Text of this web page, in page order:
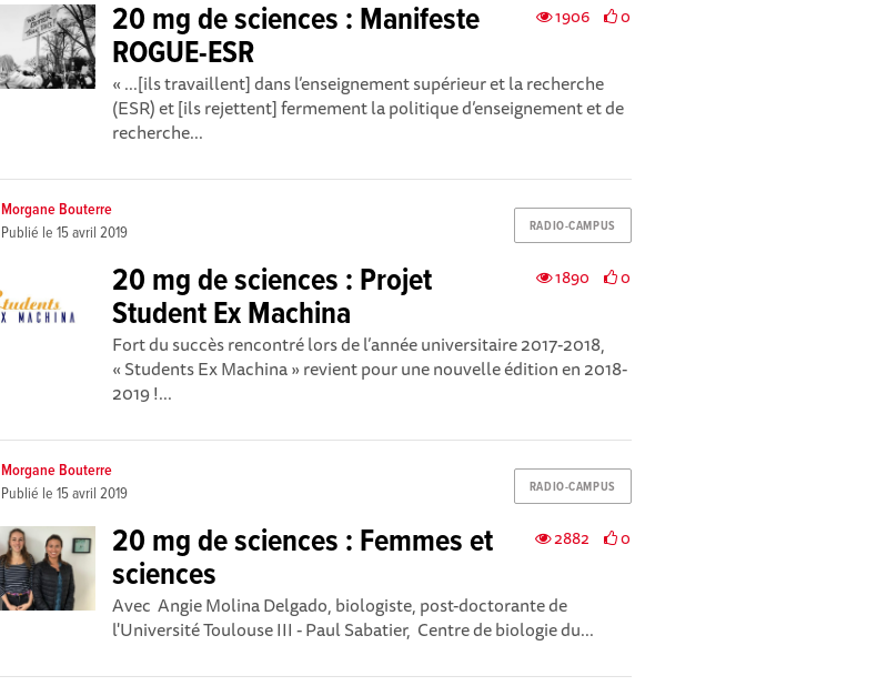
1906 0
20 mg de sciences : Manifeste
ROGUE-ESR
« ...[ils travaillent] dans l’enseignement supérieur et la recherche
(ESR) et [ils rejettent] fermement la politique d’enseignement et de
recherche...
RADIO-CAMPUS
Morgane Bouterre
Publié le15 avril 2019
1890 0
20 mg de sciences : Projet
Student Ex Machina
Fort du succès rencontré lors de l’année universitaire 2017-2018,
« Students Ex Machina » revient pour une nouvelle édition en 2018-
2019 !...
RADIO-CAMPUS
Morgane Bouterre
Publié le15 avril 2019
2882 0
20 mg de sciences : Femmes et
sciences
Avec Angie Molina Delgado, biologiste, post-doctorante de
l'Université Toulouse III - Paul Sabatier, Centre de biologie du...